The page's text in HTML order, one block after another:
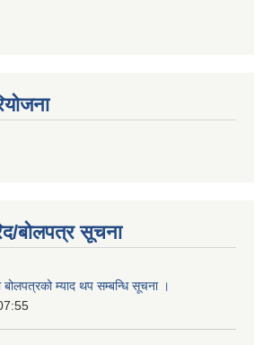
बोलपत्र सूचना
बोलपत्रको म्याद थप सम्बन्धि सूचना ।